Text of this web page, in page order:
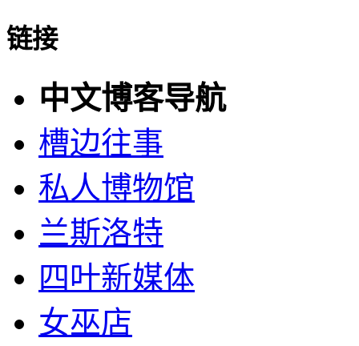
链接
中文博客导航
槽边往事
私人博物馆
兰斯洛特
四叶新媒体
女巫店